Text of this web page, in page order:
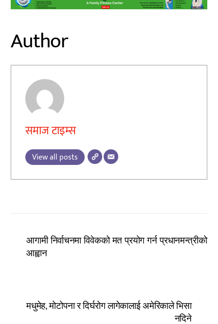
Author
समाज टाइम्स
View all posts
आगामी निर्वाचनमा विवेकको मत प्रयोग गर्न प्रधानमन्त्रीको
आह्वान
मधुमेह, मोटोपना र दिर्घरोग लागेकालाई अमेरिकाले भिसा
नदिने